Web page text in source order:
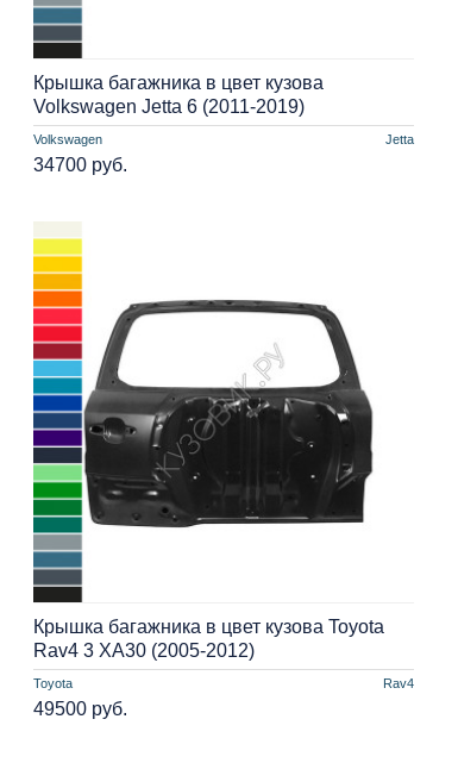
Volkswagen Jetta
Крышка багажника в цвет кузова
Volkswagen Jetta 6 (2011-2019)
34700 руб.
Toyota Rav4
Крышка багажника в цвет кузова Toyota
Rav4 3 XA30 (2005-2012)
49500 руб.